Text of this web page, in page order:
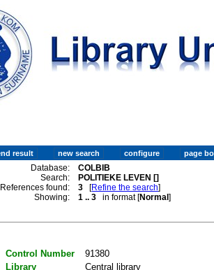
Database:
COLBIB
Search:
POLITIEKE LEVEN []
References found:
3 [Refine the search]
Showing:
1 .. 3 in format [Normal]
Control Number
91380
Library
Central library